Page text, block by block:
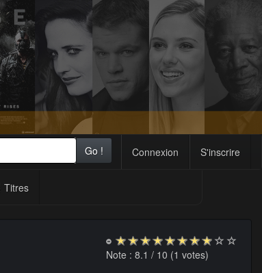
Connexion S'inscrire
Go !
Titres
Note : 8.1 / 10 (1 votes)